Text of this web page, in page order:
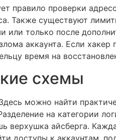
правило проверки
Также существуют
или только после
аккаунта. Если хакер
время на
схемы
можно найти
на категории
верхушка айсберга.